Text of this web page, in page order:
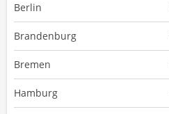
Berlin
Brandenburg
Bremen
Hamburg